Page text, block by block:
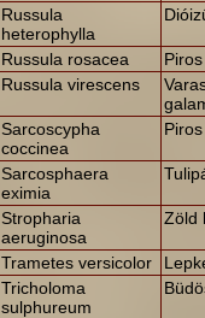
Russula
heterophylla
Russula rosacea
Russula virescens
Sarcoscypha
coccinea
Sarcosphaera
eximia
Stropharia
aeruginosa
Zöld
Trametes versicolor
Tricholoma
sulphureum